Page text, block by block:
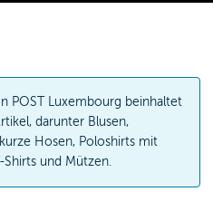
POST Luxembourg beinhaltet
darunter Blusen,
Hosen, Poloshirts mit
Shirts und Mützen.